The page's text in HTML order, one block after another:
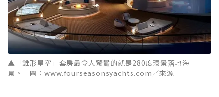
▲「錐形星空」套房最令人驚豔的就是280度環景落地海
景。 圖：www.fourseasonsyachts.com／來源